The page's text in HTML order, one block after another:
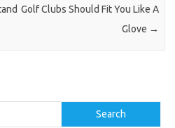
Golf Clubs Should Fit You Like A
Glove →
Search